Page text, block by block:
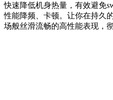
快速降低机身热量，有效避免
性能降频、卡顿。让你在持久
场般丝滑流畅的高性能表现，